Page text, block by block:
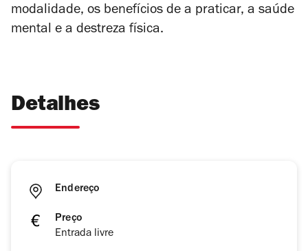
modalidade, os benefícios de a praticar, a saúde
mental e a destreza física.
Detalhes
Endereço
Preço
Entrada livre